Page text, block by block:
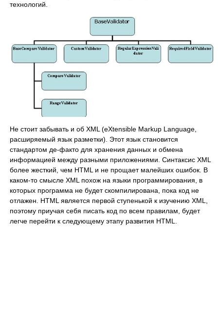
технологий.
Не стоит забывать и об XML (eXtensible Markup Language,
расширяемый язык разметки). Этот язык становится
стандартом де-факто для хранения данных и обмена
информацией между разными приложениями. Синтаксис XML
более жесткий, чем HTML и не прощает малейших ошибок. В
каком-то смысле XML похож на языки программирования, в
которых программа не будет скомпилирована, пока код не
отлажен. HTML является первой ступенькой к изучению XML,
поэтому приучая себя писать код по всем правилам, будет
легче перейти к следующему этапу развития HTML.